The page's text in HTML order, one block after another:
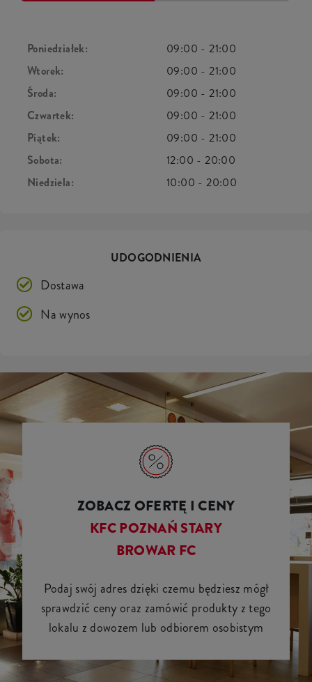
Poniedziałek: 09:00 -21:00
Wtorek:
09:00 -21:00
Środa:
09:00 -21:00
Czwartek:
09:00 -21:00
Piątek:
09:00 -21:00
Sobota:
12:00 -20:00
Niedziela:
10:00 -20:00
UDOGODNIENIA
Dostawa
Na wynos
ZOBACZ OFERTĘ I CENY
KFC POZNAŃ STARY
BROWAR FC
Podaj swój adres dzięki czemu będziesz mógł
sprawdzić ceny oraz zamówić produkty z tego
lokalu z dowozem lub odbiorem osobistym